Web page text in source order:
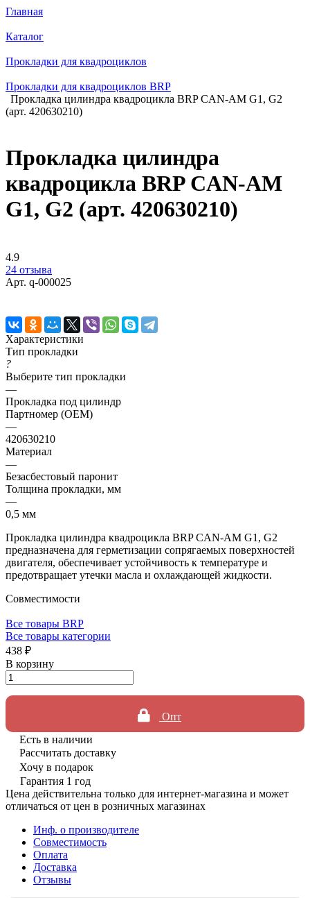
Главная
Каталог
Прокладки для квадроциклов
Прокладки для квадроциклов BRP
Прокладка цилиндра квадроцикла BRP CAN-AM G1, G2
(арт. 420630210)
Прокладка цилиндра
квадроцикла BRP CAN-AM
G1, G2 (арт. 420630210)
4.9
24 отзыва
Арт. q-000025
Характеристики
Тип прокладки
?
Выберите тип прокладки
—
Прокладка под цилиндр
Партномер (OEM)
—
420630210
Материал
—
Безасбестовый паронит
Толщина прокладки, мм
—
0,5 мм
Прокладка цилиндра квадроцикла BRP CAN-AM G1, G2
предназначена для герметизации сопрягаемых поверхностей
двигателя, обеспечивает устойчивость к температуре и
предотвращает утечки масла и охлаждающей жидкости.
Совместимости
Все товары BRP
Все товары категории
438 ₽
В корзину
Опт
Есть в наличии
Рассчитать доставку
Хочу в подарок
Гарантия 1 год
Цена действительна только для интернет-магазина и может
отличаться от цен в розничных магазинах
Инф. о производителе
Совместимость
Оплата
Доставка
Отзывы